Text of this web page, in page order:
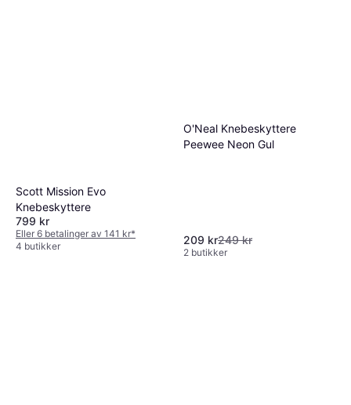
Scott Mission Evo
Knebeskyttere
799 kr
Eller 6 betalinger av 141 kr*
4 butikker
O'Neal Knebeskyttere
Peewee Neon Gul
209 kr249 kr
2 butikker